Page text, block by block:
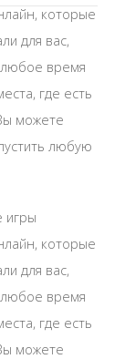
которые
для вас,
время
где есть
можете
любую
игры
которые
для вас,
время
где есть
можете